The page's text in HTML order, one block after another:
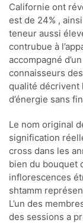
Californie ont
est de 24% ,
teneur aussi
contrubue à
accompagné
connaisseurs
qualité décrivent
d’énergie sans
Le nom original
signification
cross dans les
bien du bouquet
inflorescences
shtamm
L’un des
des sessions a